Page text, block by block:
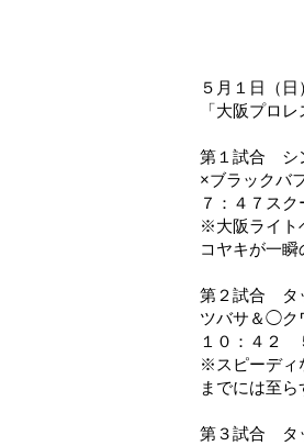
５月１日（
「大阪プロ
第１試合 シ
×ブラック
７：４７スク
※大阪ライト
コヤキが一瞬
第２試合 タ
ツバサ＆◯ク
１０：４２
※スピーディ
までには至ら
第３試合 タ